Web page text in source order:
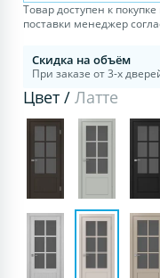
Товар доступен к
поставки менеджер
Скидка на объём
При заказе от 3-х
Цвет /Латте